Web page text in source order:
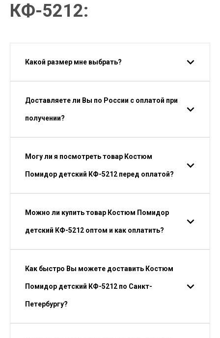
КФ-5212:
Какой размер мне выбрать?
Доставляете ли Вы по России с оплатой при
получении?
Могу ли я посмотреть товар Костюм
Помидор детский КФ-5212 перед оплатой?
Можно ли купить товар Костюм Помидор
детский КФ-5212 оптом и как оплатить?
Как быстро Вы можете доставить Костюм
Помидор детский КФ-5212 по Санкт-
Петербургу?